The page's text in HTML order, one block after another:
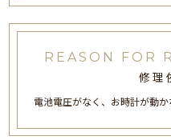
REASON FOR
修理
電池電圧がなく、お時計が動か